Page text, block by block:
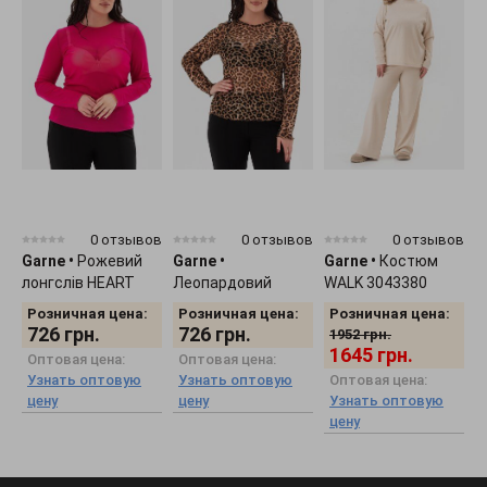
0 отзывов
Garne • Рожевий
лонгслів HEART
3043373
Розничная цена:
726 грн.
Оптовая цена:
Узнать оптовую
цену
0 отзывов
Garne •
Леопардовий
лонгслів HEART
3043374
Розничная цена:
726 грн.
Оптовая цена:
Узнать оптовую
цену
0 отзывов
Garne • Костюм
WALK 3043380
Розничная цена:
1952 грн.
1645 грн.
Оптовая цена:
Узнать оптовую
цену